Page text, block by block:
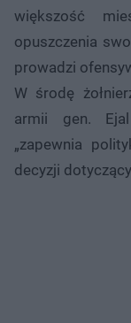
większość
opuszczenia
prowadzi
W środę
armii gen.
„zapewnia
decyzji